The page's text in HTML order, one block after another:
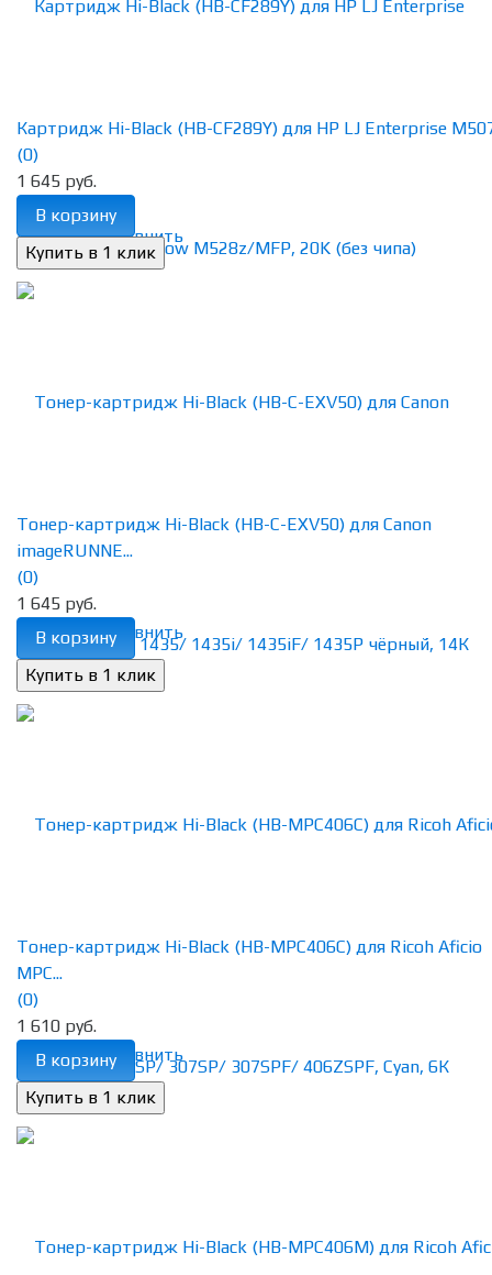
избранное сравнить
Картридж Hi-Black (HB-CF289Y) для HP LJ Enterprise
(0)
1 645 руб.
В корзину
избранное сравнить
Тонер-картридж Hi-Black (HB-C-EXV50) для Canon
imageRUNNE...
(0)
1 645 руб.
В корзину
избранное сравнить
Тонер-картридж Hi-Black (HB-MPC406C) для Ricoh Aficio
MPC...
(0)
1 610 руб.
В корзину